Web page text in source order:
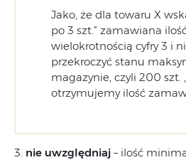
Jako, że dla towaru X
po 3 szt.” zamawiana
wielokrotnością cyfry 3 i
przekroczyć stanu
magazynie, czyli 200 szt.
otrzymujemy ilość
3. nie uwzględniaj – ilość